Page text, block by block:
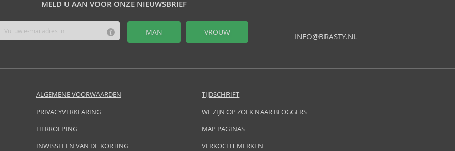
MELD U AAN VOOR ONZE NIEUWSBRIEF
MAN VROUW INFO@BRASTY.NL
ALGEMENE VOORWAARDEN
PRIVACYVERKLARING
HERROEPING
INWISSELEN VAN DE KORTING
TIJDSCHRIFT
WE ZIJN OP ZOEK NAAR BLOGGERS
MAP PAGINAS
VERKOCHT MERKEN